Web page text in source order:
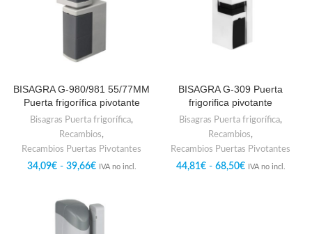
BISAGRA G-980/981 55/77MM
Puerta frigorífica pivotante
Bisagras Puerta frigorífica,
Recambios,
Recambios Puertas Pivotantes
34,09€ - 39,66€ IVA no incl.
BISAGRA G-309 Puerta
frigorifica pivotante
Bisagras Puerta frigorífica,
Recambios,
Recambios Puertas Pivotantes
44,81€ - 68,50€ IVA no incl.